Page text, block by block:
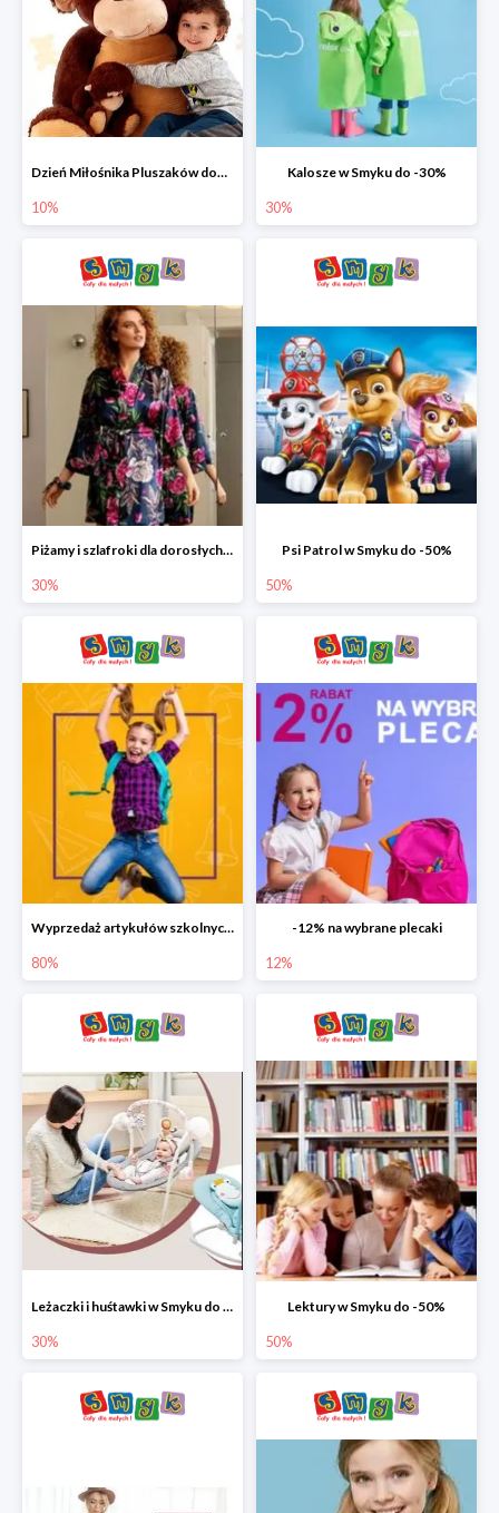
Dzień Miłośnika Pluszaków dodatkowy rabat -10%
10%
Kalosze w Smyku do -30%
30%
Piżamy i szlafroki dla dorosłych w Smyku do -30%
30%
Psi Patrol w Smyku do -50%
50%
Wyprzedaż artykułów szkolnych w Smyku do -80%
80%
-12% na wybrane plecaki
12%
Leżaczki i huśtawki w Smyku do -30%
30%
Lektury w Smyku do -50%
50%